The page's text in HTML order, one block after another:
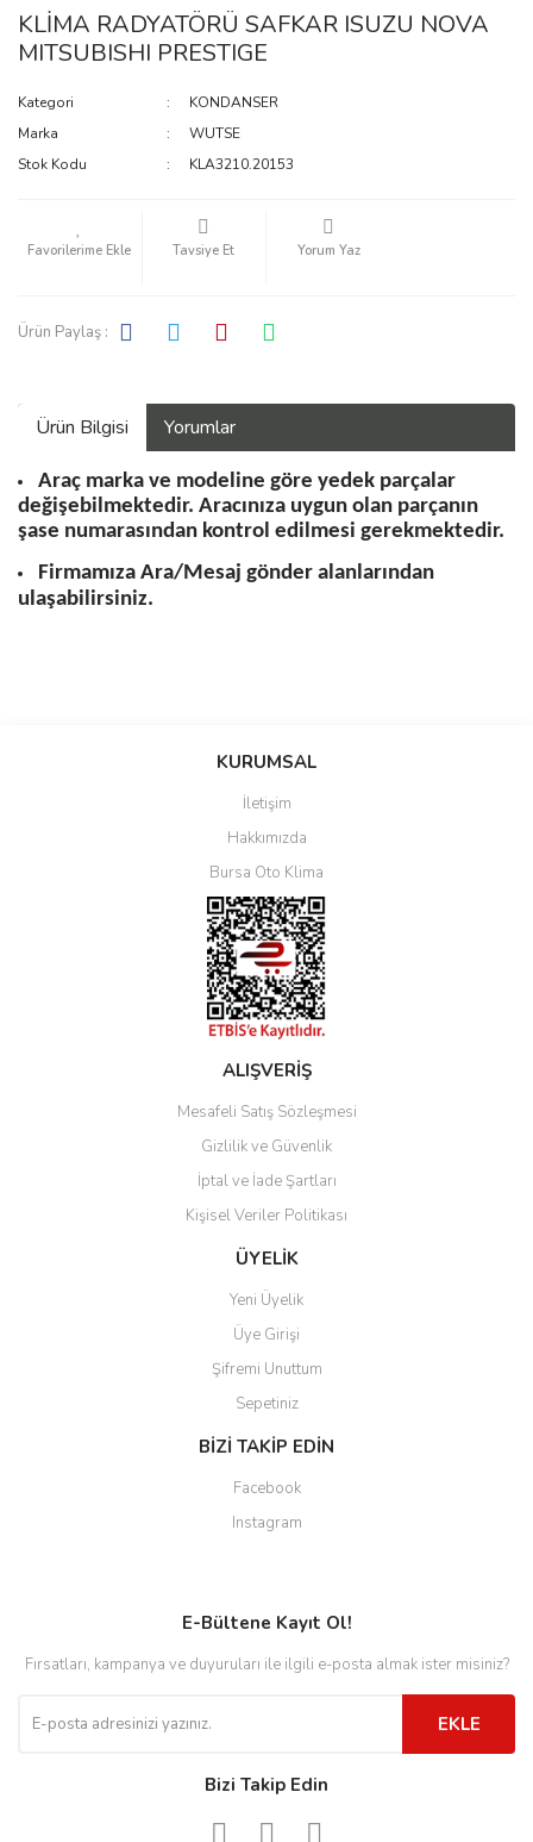
KLİMA RADYATÖRÜ SAFKAR ISUZU NOVA
MITSUBISHI PRESTIGE
Kategori
KONDANSER
Marka
WUTSE
Stok Kodu
KLA3210.20153
Tavsiye Et Yorum Yaz
Ürün Paylaş :
Ürün Bilgisi Yorumlar
Araç marka ve modeline göre yedek parçalar
değişebilmektedir. Aracınıza uygun olan parçanın
şase numarasından kontrol edilmesi gerekmektedir.
Firmamıza Ara/Mesaj gönder alanlarından
ulaşabilirsiniz.
Bu ürüne ilk yorumu siz yapın!
Yorum Yaz
KURUMSAL
İletişim
Hakkımızda
Bursa Oto Klima
ALIŞVERİŞ
Mesafeli Satış Sözleşmesi
Gizlilik ve Güvenlik
İptal ve İade Şartları
Kişisel Veriler Politikası
ÜYELİK
Yeni Üyelik
Üye Girişi
Şifremi Unuttum
Sepetiniz
BİZİ TAKİP EDİN
Facebook
Instagram
E-Bültene Kayıt Ol!
Fırsatları, kampanya ve duyuruları ile ilgili e-posta almak ister misiniz?
EKLE
Bizi Takip Edin